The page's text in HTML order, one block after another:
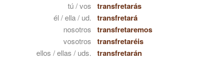
tú / vos transfretarás
él / ella / ud. transfretará
nosotros transfretaremos
vosotros transfretaréis
ellos / ellas / uds. transfretarán